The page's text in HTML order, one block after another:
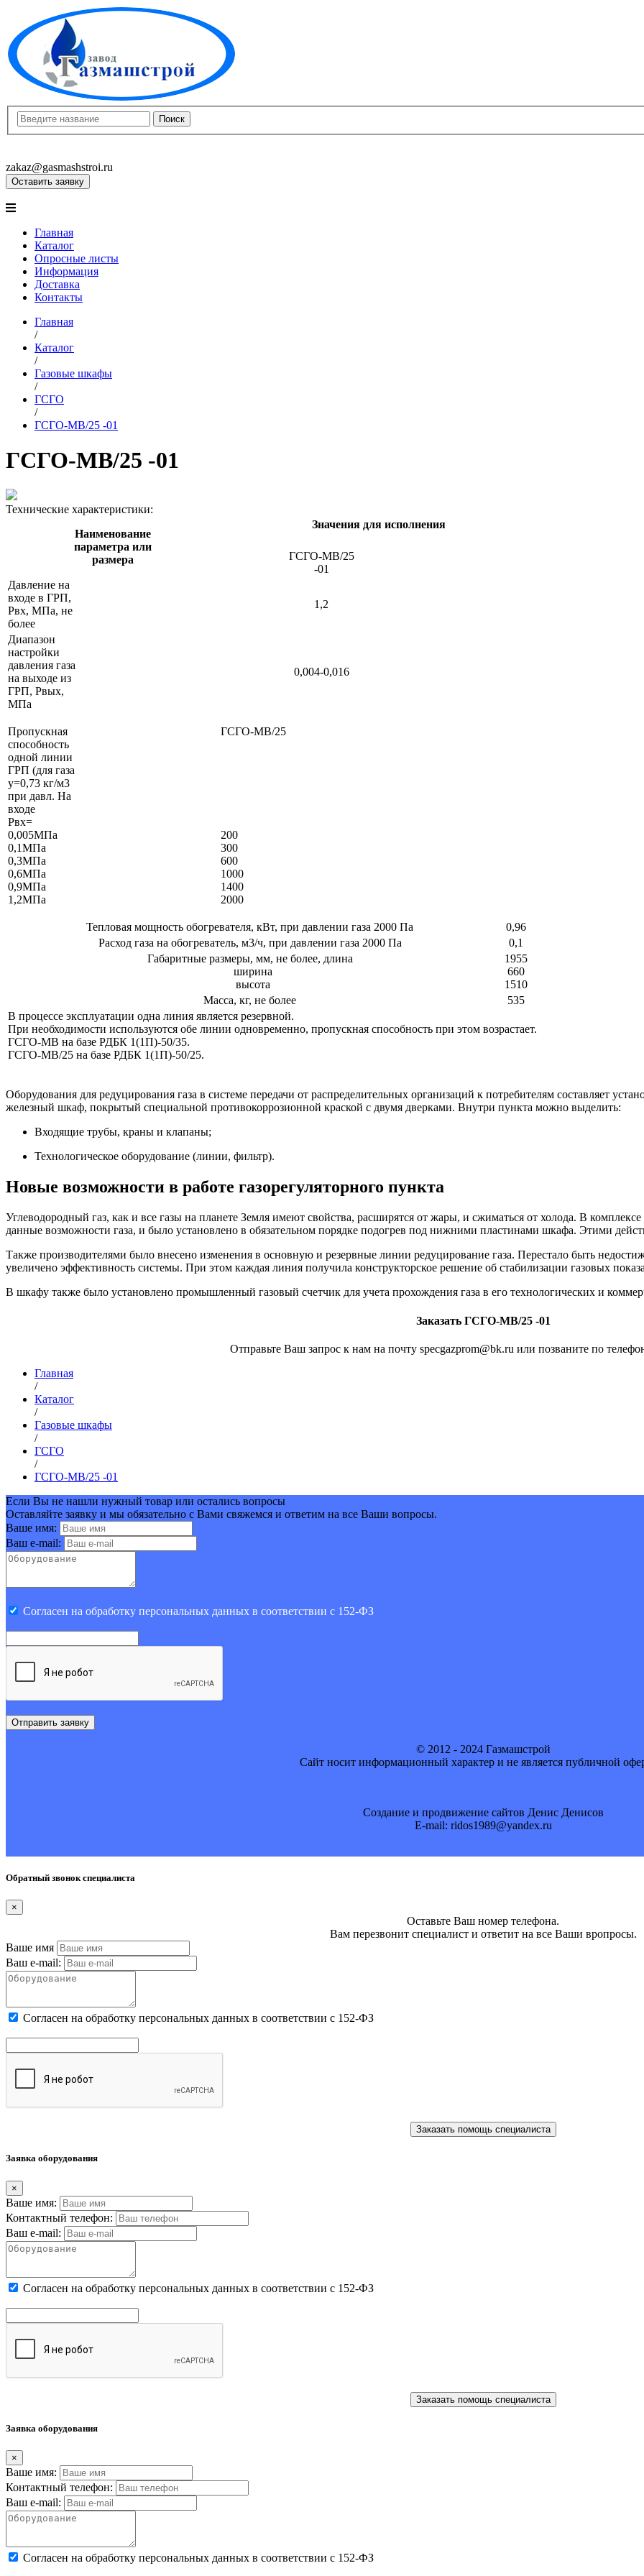
zakaz@gasmashstroi.ru
Оставить заявку
Главная
Каталог
Опросные листы
Информация
Доставка
Контакты
Главная
/
Каталог
/
Газовые шкафы
/
ГСГО
/
ГСГО-МВ/25 -01
ГСГО-МВ/25 -01
Технические характеристики:
Наименование
параметра или
размера
Значения для исполнения
ГСГО-МВ/25
-01
Давление на
входе в ГРП,
Рвх, МПа, не
более
1,2
Диапазон
настройки
давления газа
на выходе из
ГРП, Рвых,
МПа
0,004-0,016
Пропускная
способность
одной линии
ГРП (для газа
у=0,73 кг/м3
при давл. На
входе
Рвх=
0,005МПа
0,1МПа
0,3МПа
0,6МПа
0,9МПа
1,2МПа
ГСГО-МВ/25
200
300
600
1000
1400
2000
Тепловая мощность обогревателя, кВт, при давлении газа 2000 Па
0,96
Расход газа на обогреватель, м3/ч, при давлении газа 2000 Па
0,1
Габаритные размеры, мм, не более, длина
ширина
высота
1955
660
1510
Масса, кг, не более
535
В процессе эксплуатации одна линия является резервной.
При необходимости используются обе линии одновременно, пропускная способность при этом возрастает.
ГСГО-МВ на базе РДБК 1(1П)-50/35.
ГСГО-МВ/25 на базе РДБК 1(1П)-50/25.
Оборудования для редуцирования газа в системе передачи от распределительных организаций к потребителям составляет
железный шкаф, покрытый специальной противокоррозионной краской с двумя дверками. Внутри пункта можно выделить:
Входящие трубы, краны и клапаны;
Технологическое оборудование (линии, фильтр).
Новые возможности в работе газорегуляторного пункта
Углеводородный газ, как и все газы на планете Земля имеют свойства, расширятся от жары, и сжиматься от холода. В комплексе
данные возможности газа, и было установлено в обязательном порядке подогрев под нижними пластинами шкафа. Этими
Также производителями было внесено изменения в основную и резервные линии редуцирование газа. Перестало быть
увеличено эффективность системы. При этом каждая линия получила конструкторское решение об стабилизации газовых
В шкафу также было установлено промышленный газовый счетчик для учета прохождения газа в его технологических и
Заказать ГСГО-МВ/25 -01
Отправьте Ваш запрос к нам на почту specgazprom@bk.ru или позваните по
Главная
/
Каталог
/
Газовые шкафы
/
ГСГО
/
ГСГО-МВ/25 -01
Если Вы не нашли нужный товар или остались вопросы
Оставляйте заявку и мы обязательно с Вами свяжемся и ответим на все Ваши вопросы.
Ваше имя:
Ваш e-mail:
Cогласен на обработку персональных данных в соответствии с 152-ФЗ
Отправить заявку
© 2012 - 2024 Газмашстрой
Cайт носит информационный характер и не является публичной
Создание и продвижение сайтов Денис Денисов
E-mail: ridos1989@yandex.ru
Обратный звонок специалиста
×
Оставьте Ваш номер телефона.
Вам перезвонит специалист и ответит на все Ваши вропросы.
Ваше имя
Ваш e-mail:
Cогласен на обработку персональных данных в соответствии с 152-ФЗ
Заказать помощь специалиста
Заявка оборудования
×
Ваше имя:
Контактный телефон:
Ваш e-mail:
Cогласен на обработку персональных данных в соответствии с 152-ФЗ
Заказать помощь специалиста
Заявка оборудования
×
Ваше имя:
Контактный телефон:
Ваш e-mail:
Cогласен на обработку персональных данных в соответствии с 152-ФЗ